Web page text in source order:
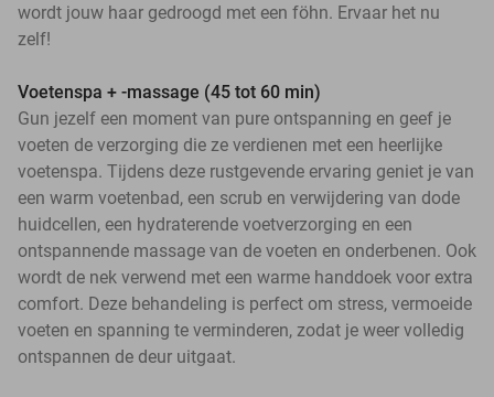
wordt jouw haar gedroogd met een föhn. Ervaar het nu
zelf!
Voetenspa + -massage (45 tot 60 min)
Gun jezelf een moment van pure ontspanning en geef je
voeten de verzorging die ze verdienen met een heerlijke
voetenspa. Tijdens deze rustgevende ervaring geniet je van
een warm voetenbad, een scrub en verwijdering van dode
huidcellen, een hydraterende voetverzorging en een
ontspannende massage van de voeten en onderbenen. Ook
wordt de nek verwend met een warme handdoek voor extra
comfort. Deze behandeling is perfect om stress, vermoeide
voeten en spanning te verminderen, zodat je weer volledig
ontspannen de deur uitgaat.